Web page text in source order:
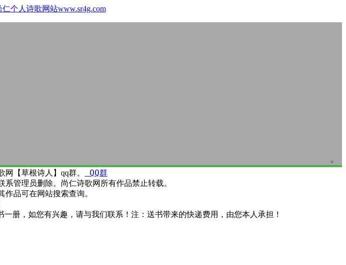
个人诗歌网站www.sr4g.com
【草根诗人】qq群。 QQ群
管理员删除。尚仁诗歌网所有作品禁止转载。
品可在网站搜索查询。
册，如您有兴趣，请与我们联系！注：送书带来的快递费用，由您本人承担！